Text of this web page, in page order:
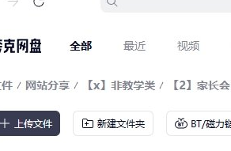
克网盘形式存
好用，可以
如果提示一次